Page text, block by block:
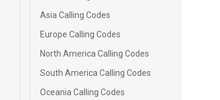
Asia Calling Codes
Europe Calling Codes
North America Calling Codes
South America Calling Codes
Oceania Calling Codes